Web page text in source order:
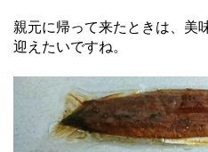
親元に帰って来たときは、美
迎えたいですね。